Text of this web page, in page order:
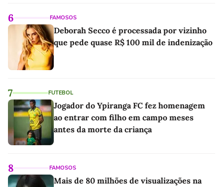
6 FAMOSOS
Deborah Secco é processada por vizinho
que pede quase R$ 100 mil de indenização
7 FUTEBOL
Jogador do Ypiranga FC fez homenagem
ao entrar com filho em campo meses
antes da morte da criança
8 FAMOSOS
Mais de 80 milhões de visualizações na